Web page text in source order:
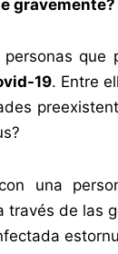
gravemente?
que
19. Entre
una
de las